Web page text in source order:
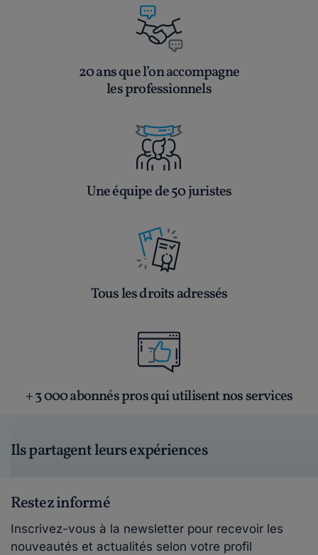
20 ans que l’on accompagne
les professionnels
Une équipe de 50 juristes
Tous les droits adressés
+ 3 000 abonnés pros qui utilisent nos services
Ils partagent leurs expériences
Restez informé
Inscrivez-vous à la newsletter pour recevoir les
nouveautés et actualités selon votre profil